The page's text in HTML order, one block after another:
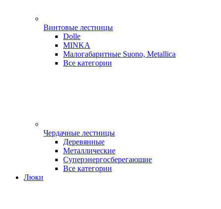
Винтовые лестницы
Dolle
MINKA
Малогабаритные Suono, Metallica
Все категории
Чердачные лестницы
Деревянные
Металлические
Суперэнергосберегающие
Все категории
Люки